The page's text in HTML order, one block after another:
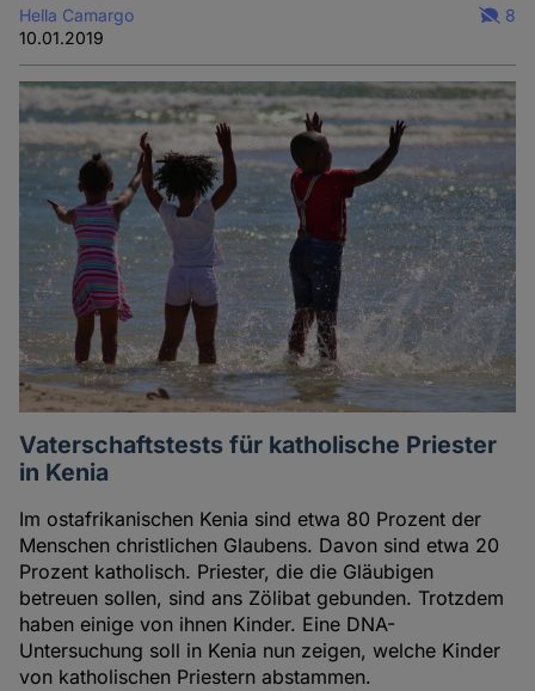
Hella Camargo
10.01.2019
8
Vaterschaftstests für katholische Priester
in Kenia
Im ostafrikanischen Kenia sind etwa 80 Prozent der
Menschen christlichen Glaubens. Davon sind etwa 20
Prozent katholisch. Priester, die die Gläubigen
betreuen sollen, sind ans Zölibat gebunden. Trotzdem
haben einige von ihnen Kinder. Eine DNA-
Untersuchung soll in Kenia nun zeigen, welche Kinder
von katholischen Priestern abstammen.